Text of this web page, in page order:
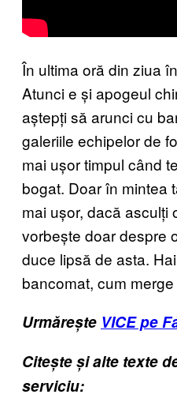
În ultima oră din ziua
Atunci e și apogeul
aștepți să arunci cu
galeriile echipelor de
mai ușor timpul când
bogat. Doar în mintea
mai ușor, dacă asculți
vorbește doar despre
duce lipsă de asta.
bancomat, cum
Urmărește VICE pe
Citește și alte texte
serviciu: